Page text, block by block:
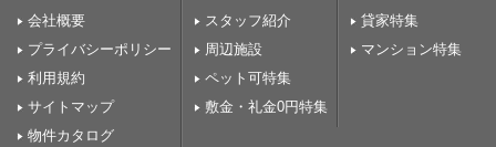
会社概要
プライバシーポリシー
利用規約
サイトマップ
物件カタログ
スタッフ紹介
周辺施設
ペット可特集
敷金・礼金0円特集
貸家特集
マンション特集